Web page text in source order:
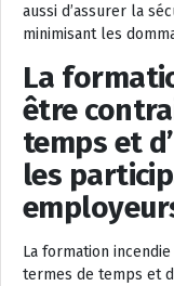
aussi d’assurer la
minimisant les
La
être
temps et
les
La formation
termes de temps et